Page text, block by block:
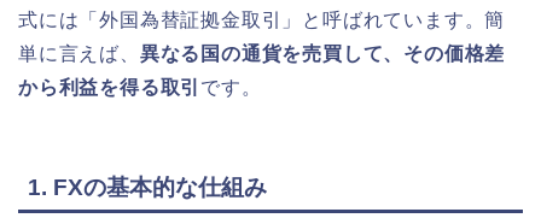
式には「外国為替証拠金取引」と呼ばれています。簡
単に言えば、 異なる国の通貨を売買して、その価格差
から利益を得る取引 です。
1. FXの基本的な仕組み